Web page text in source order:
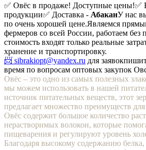
✅ Овёс в продаже! Доступные цены!✅
продукции✅ Доставка - АбаканУ нас
по очень хорошей цене.Являемся
фермеров со всей России, работаем без
стоимость входят только реальные
хранение и транспортировку.
📨 sibrakiopt@yandex.ru для заявок
время по вопросам оптовых закупок
Овёс – это одно из самых полезных
мы можем использовать в нашей
источник питательных веществ, этот
предлагает множество преимуществ
Овёс содержит большое количество
нерастворимых волокон, которые
пищеварения и регулируют уровень
Благодаря высокому содержанию белка,